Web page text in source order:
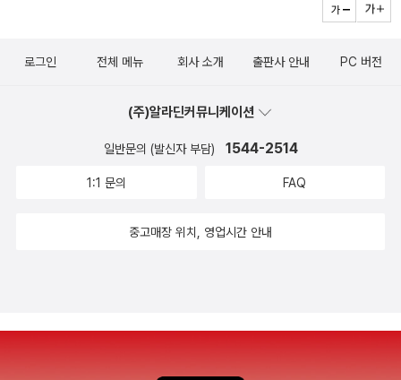
래서 매우 중요한 기도라는 것은 알고 있지만, 깊이 생각해본 적은 없
회에서 적어도 일주일에 한 번은 주기도문을 외우지만 이방인처럼 중
을 내야 할 것 같다. 이 책은 주기도문 설교집이다. 부제는 ‘기도와 삶
의 부흥을 이끄는 주기도 강해‘이다. 어렸을 적 교회 목사님이 소위
회의 양적 부흥을 말하는 설교자도 많았다(이 곡의 의도가 그러하다
다.주기도문의 첫 부분, ‘하늘에 계신 우리 아버지여‘로 시작한다. 아
로그인 전체 메뉴 회사 소개 출판사 안내 PC 버전
(주)알라딘커뮤니케이션
일반문의 (발신자 부담) 1544-2514
1:1 문의 FAQ
중고매장 위치, 영업시간 안내